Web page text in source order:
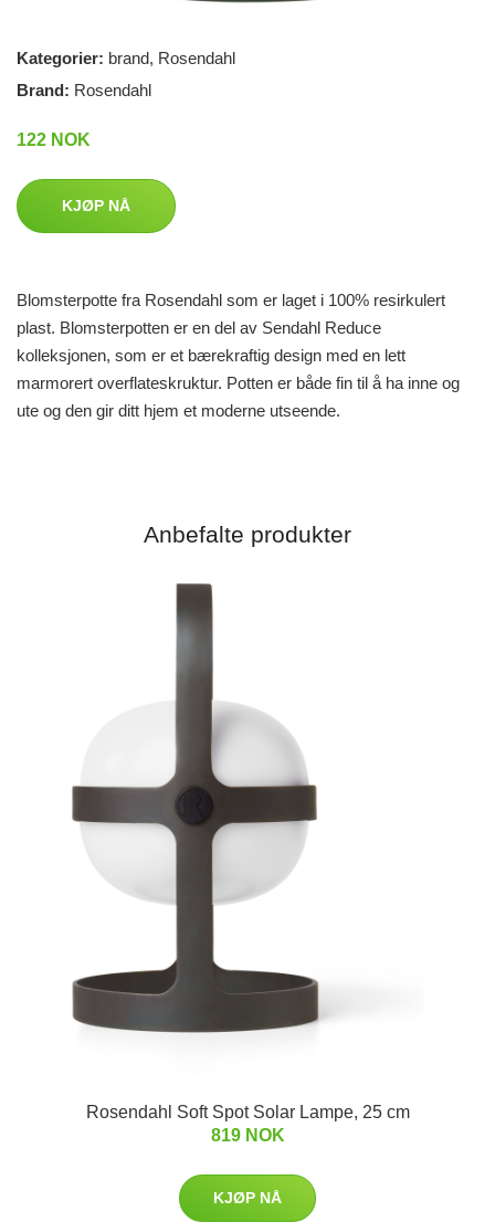
Kategorier: brand, Rosendahl
Brand: Rosendahl
122 NOK
KJØP NÅ
Blomsterpotte fra Rosendahl som er laget i 100% resirkulert
plast. Blomsterpotten er en del av Sendahl Reduce
kolleksjonen, som er et bærekraftig design med en lett
marmorert overflateskruktur. Potten er både fin til å ha inne og
ute og den gir ditt hjem et moderne utseende.
Anbefalte produkter
Rosendahl Soft Spot Solar Lampe, 25 cm
819 NOK
KJØP NÅ